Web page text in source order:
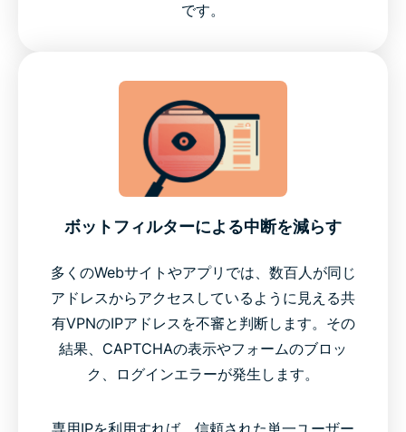
です。
ボットフィルターによる中断を減らす
多くのWebサイトやアプリでは、数百人が同じ
アドレスからアクセスしているように見える共
有VPNのIPアドレスを不審と判断します。その
結果、CAPTCHAの表示やフォームのブロッ
ク、ログインエラーが発生します。